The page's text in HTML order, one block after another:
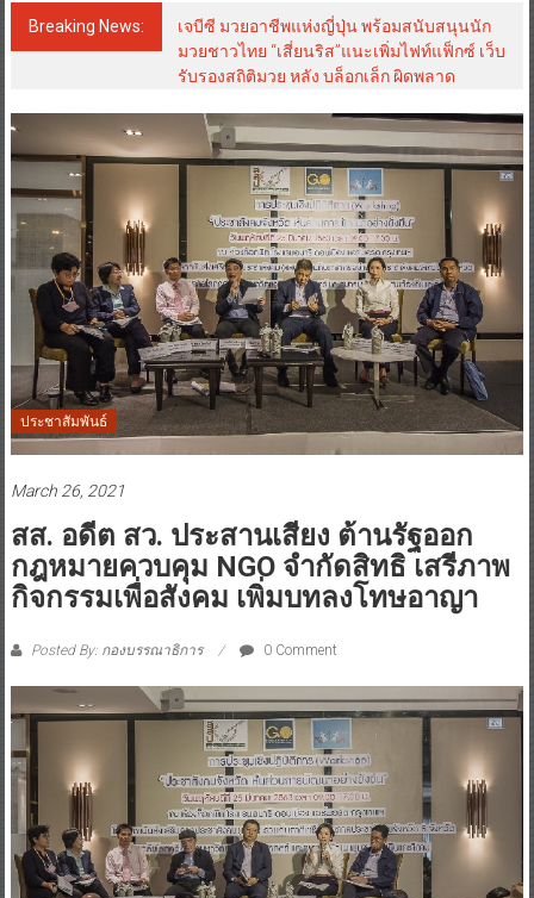
Breaking News:
เจบีซี มวยอาชีพแห่งญี่ปุ่น พร้อมสนับสนุนนัก
มวยชาวไทย “เสี่ยนริส”แนะเพิ่มไฟท์แฟ็กซ์ เว็บ
รับรองสถิติมวย หลัง บล็อกเล็ก ผิดพลาด
ประชาสัมพันธ์
March 26, 2021
สส. อดีต สว. ประสานเสียง ต้านรัฐออก
กฎหมายควบคุม NGO จำกัดสิทธิ เสรีภาพ
กิจกรรมเพื่อสังคม เพิ่มบทลงโทษอาญา
Posted By: กองบรรณาธิการ 0 Comment